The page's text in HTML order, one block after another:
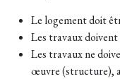
Le logement doit
Les travaux
Les travaux ne
œuvre (structure),